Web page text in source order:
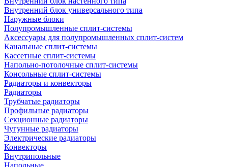
Внутренний блок универсального типа
Наружные блоки
Полупромышленные сплит-системы
Аксессуары для полупромышленных сплит-систем
Канальные сплит-системы
Кассетные сплит-системы
Напольно-потолочные сплит-системы
Консольные сплит-системы
Радиаторы и конвекторы
Радиаторы
Трубчатые радиаторы
Профильные радиаторы
Секционные радиаторы
Чугунные радиаторы
Электрические радиаторы
Конвекторы
Внутрипольные
Напольные